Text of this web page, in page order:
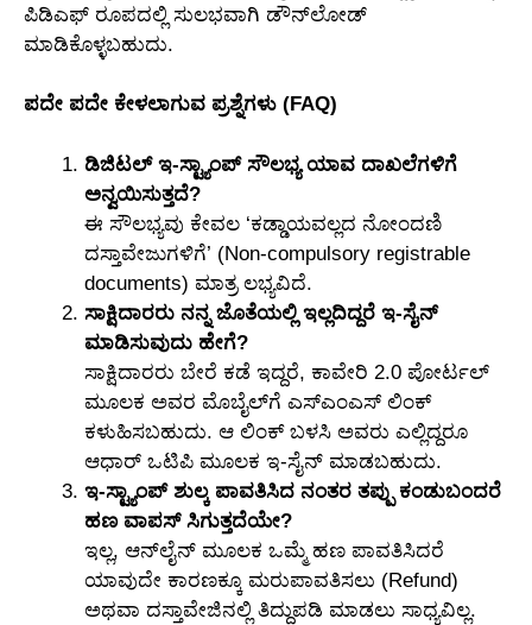
ಪಿಡಿಎಫ್ ರೂಪದಲ್ಲಿ ಸುಲಭವಾಗಿ ಡೌನ್‌ಲೋಡ್
ಮಾಡಿಕೊಳ್ಳಬಹುದು.
ಪದೇ ಪದೇ ಕೇಳಲಾಗುವ ಪ್ರಶ್ನೆಗಳು (FAQ)
ಡಿಜಿಟಲ್ ಇ-ಸ್ಟ್ಯಾಂಪ್ ಸೌಲಭ್ಯ ಯಾವ ದಾಖಲೆಗಳಿಗೆ
ಅನ್ವಯಿಸುತ್ತದೆ?
ಈ ಸೌಲಭ್ಯವು ಕೇವಲ ‘ಕಡ್ಡಾಯವಲ್ಲದ ನೋಂದಣಿ
ದಸ್ತಾವೇಜುಗಳಿಗೆ’ (Non-compulsory registrable
documents) ಮಾತ್ರ ಲಭ್ಯವಿದೆ.
ಸಾಕ್ಷಿದಾರರು ನನ್ನ ಜೊತೆಯಲ್ಲಿ ಇಲ್ಲದಿದ್ದರೆ ಇ-ಸೈನ್
ಮಾಡಿಸುವುದು ಹೇಗೆ?
ಸಾಕ್ಷಿದಾರರು ಬೇರೆ ಕಡೆ ಇದ್ದರೆ, ಕಾವೇರಿ 2.0 ಪೋರ್ಟಲ್
ಮೂಲಕ ಅವರ ಮೊಬೈಲ್‌ಗೆ ಎಸ್‌ಎಂಎಸ್ ಲಿಂಕ್
ಕಳುಹಿಸಬಹುದು. ಆ ಲಿಂಕ್ ಬಳಸಿ ಅವರು ಎಲ್ಲಿದ್ದರೂ
ಆಧಾರ್ ಒಟಿಪಿ ಮೂಲಕ ಇ-ಸೈನ್ ಮಾಡಬಹುದು.
ಇ-ಸ್ಟ್ಯಾಂಪ್ ಶುಲ್ಕ ಪಾವತಿಸಿದ ನಂತರ ತಪ್ಪು ಕಂಡುಬಂದರೆ
ಹಣ ವಾಪಸ್ ಸಿಗುತ್ತದೆಯೇ?
ಇಲ್ಲ, ಆನ್‌ಲೈನ್ ಮೂಲಕ ಒಮ್ಮೆ ಹಣ ಪಾವತಿಸಿದರೆ
ಯಾವುದೇ ಕಾರಣಕ್ಕೂ ಮರುಪಾವತಿಸಲು (Refund)
ಅಥವಾ ದಸ್ತಾವೇಜಿನಲ್ಲಿ ತಿದ್ದುಪಡಿ ಮಾಡಲು ಸಾಧ್ಯವಿಲ್ಲ.